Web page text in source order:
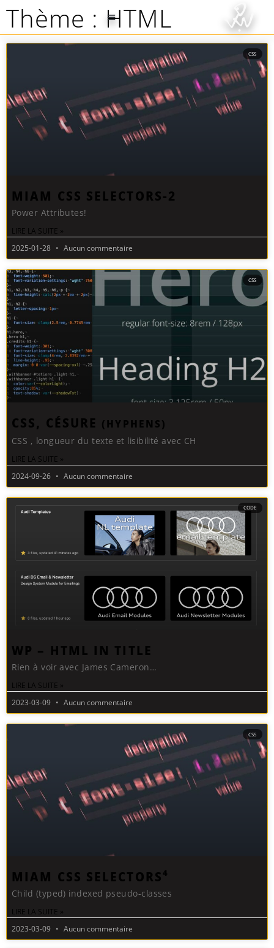
Thème : HTML
CSS
MIAM CSS SELECTORS-2
Power Attributes!
LIRE LA SUITE »
2025-01-28
Aucun commentaire
CSS
CSS, CÉSURE (HYPHENS)
CSS , longueur du texte et lisibilité avec CH
LIRE LA SUITE »
2024-09-26
Aucun commentaire
CODE
WP – HTML IN TITLE
Rien à voir avec James Cameron…
LIRE LA SUITE »
2023-03-09
Aucun commentaire
CSS
MIAM CSS SELECTORS⁴
Child (typed) indexed pseudo-classes
LIRE LA SUITE »
2023-03-09
Aucun commentaire